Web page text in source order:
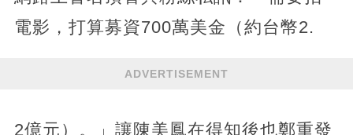
電影，打算募資700萬美金（約台幣2.
ADVERTISEMENT
2億元）。」讓陳美鳳在得知後也鄭重發